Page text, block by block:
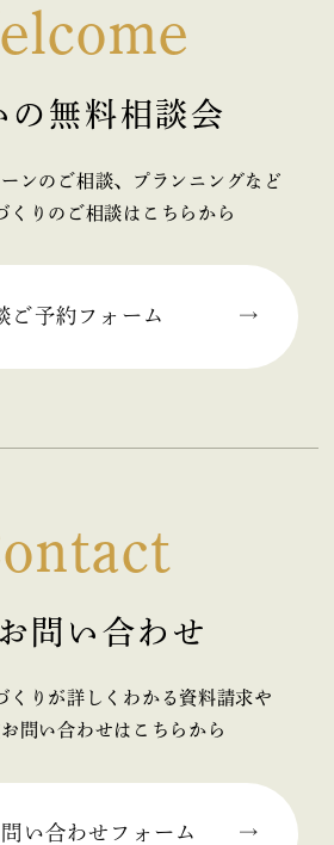
の無料相談会
ンのご相談、プランニングなど
くりのご相談はこちらから
ご予約フォーム
問い合わせ
くりが詳しくわかる資料請求や
問い合わせはこちらから
い合わせフォーム